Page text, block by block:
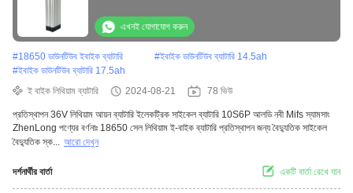
এখনই যোগাযোগ করুন
#18650 ডাউনটিউব ইবাইক ব্যাটারি #ইবাইক ডাউনটিউব ব্যাটারি 14.5ah
#ইবাইক ডাউনটিউব ব্যাটারি 17.5ah
ই বাইক লিথিয়াম ব্যাটারি
2024-08-21 78 ভিউ
প্রতিস্থাপন 36V লিথিয়াম আয়ন ব্যাটারি ইলেকট্রিক সাইকেল ব্যাটারি 10S6P আলডি নবী Mifs স্যামসাং
ZhenLong পণ্যের বর্ণনাঃ 18650 সেল লিথিয়াম ই-বাইক ব্যাটারি প্রতিস্থাপন জন্য বৈদ্যুতিক সাইকেল
বৈদ্যুতিক স্ক... আরো দেখুন
দর্শনার্থীর বার্তা একটি বার্তা রেখে যান